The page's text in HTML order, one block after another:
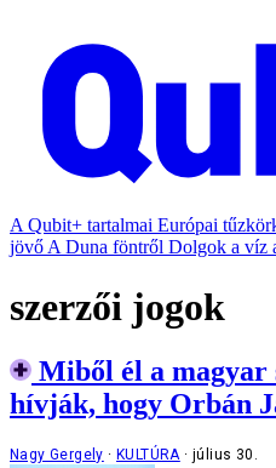
A Qubit+ tartalmai Európai
jövő A Duna föntről Dolgok a víz
szerzői jogok
Miből él a magyar
hívják, hogy Orbán
Nagy Gergely KULTÚRA július 30.